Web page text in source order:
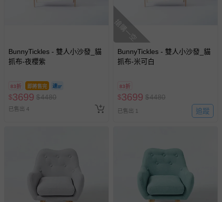
BunnyTickles - 雙人小沙發_貓
抓布-夜櫻紫
83折 即將售完
$3699 $4480
已售出 4
搶購一空
BunnyTickles - 雙人小沙發_貓
抓布-米可白
83折
$3699 $4480
已售出 1 追蹤